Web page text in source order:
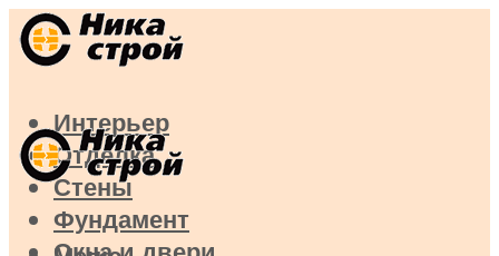
Интерьер
Отделка
Стены
Фундамент